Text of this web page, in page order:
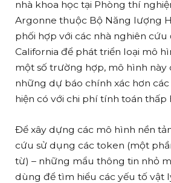
nhà khoa học tại Phòng thí
Argonne thuộc Bộ Năng lượng
phối hợp với các nhà nghiên cứu
California để phát triển loại mô
một số trường hợp, mô hình này
những dự báo chính xác hơn
hiện có với chi phí tính toán thấp
Để xây dựng các mô hình nền
cứu sử dụng các token (một
từ) – những mẩu thông tin nhỏ
dùng để tìm hiểu các yếu tố vật